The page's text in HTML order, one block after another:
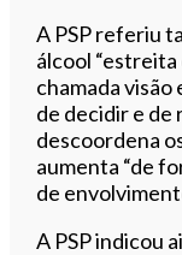
A PSP referiu
álcool “estreita
chamada visão
de decidir e de
descoordena
aumenta “de
de
A PSP indicou